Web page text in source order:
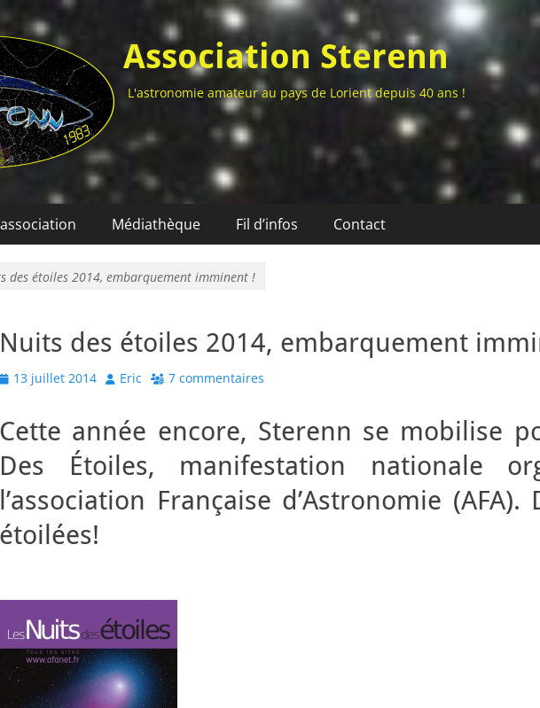
Association Sterenn
L'astronomie amateur au pays de Lorient depuis 40 ans !
Médiathèque Fil d’infos Contact
des étoiles 2014, embarquement imminent !
Nuits des étoiles 2014, embarquement
Posted
13 juillet 2014 Author
Eric 7 commentaires
Cette année encore, Sterenn se mobilise
Des Étoiles, manifestation nationale
l’association Française d’Astronomie (AFA).
étoilées!